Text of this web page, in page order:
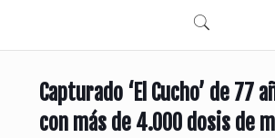
Capturado ‘El Cucho’ de 77
con más de 4.000 dosis de